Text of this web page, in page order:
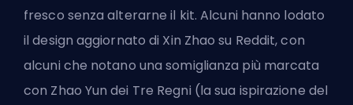
fresco senza alterarne il kit. Alcuni hanno lodato
il design aggiornato di Xin Zhao su Reddit, con
alcuni che notano una somiglianza più marcata
con Zhao Yun dei Tre Regni (la sua ispirazione del